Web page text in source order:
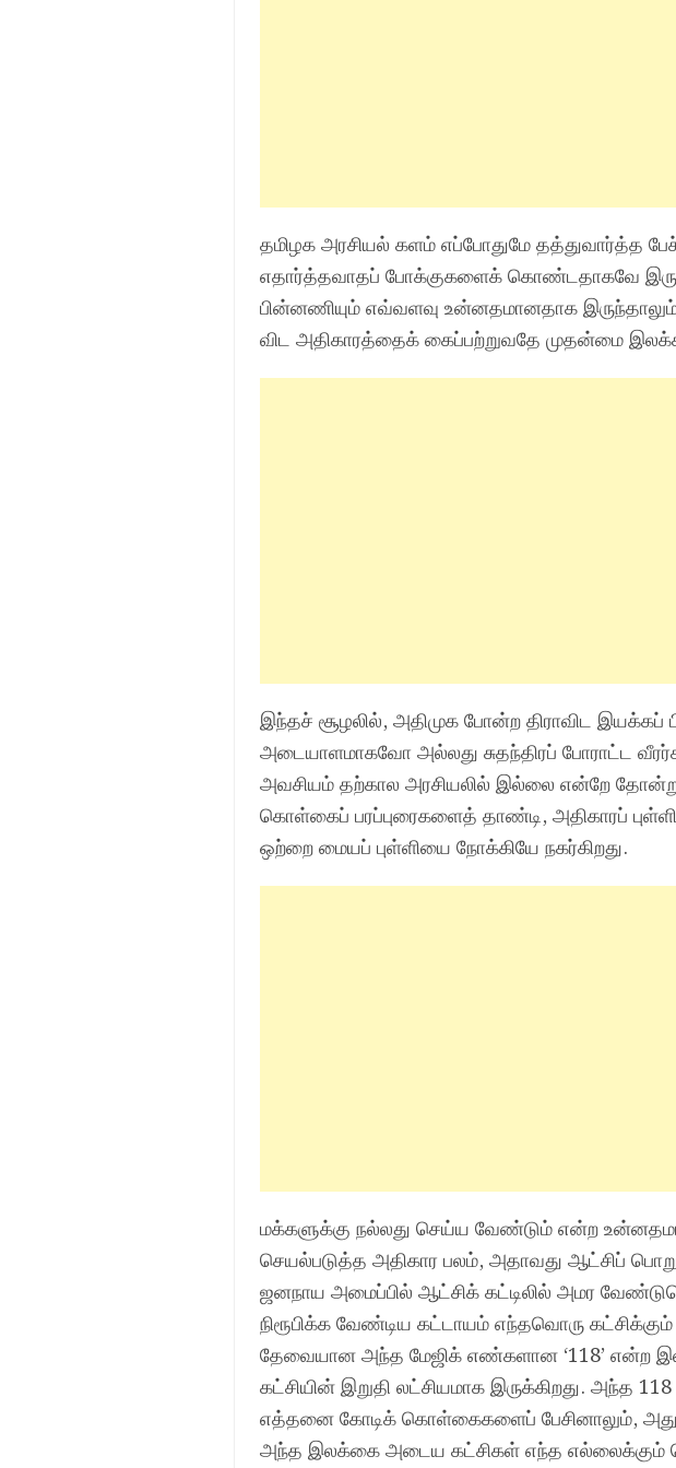
தமிழக அரசியல் களம் எப்போதுமே தத்துவார்த்த
எதார்த்தவாதப் போக்குகளைக் கொண்டதாகவே
பின்னணியும் எவ்வளவு உன்னதமானதாக
விட அதிகாரத்தைக் கைப்பற்றுவதே முதன்மை
இந்தச் சூழலில், அதிமுக போன்ற திராவிட
அடையாளமாகவோ அல்லது சுதந்திரப் போராட்ட
அவசியம் தற்கால அரசியலில் இல்லை என்றே
கொள்கைப் பரப்புரைகளைத் தாண்டி, அதிகாரப்
ஒற்றை மையப் புள்ளியை நோக்கியே நகர்கிறது.
மக்களுக்கு நல்லது செய்ய வேண்டும் என்ற
செயல்படுத்த அதிகார பலம், அதாவது ஆட்சிப்
ஜனநாய அமைப்பில் ஆட்சிக் கட்டிலில் அமர
நிரூபிக்க வேண்டிய கட்டாயம் எந்தவொரு
தேவையான அந்த மேஜிக் எண்களான ‘118’ என்ற
கட்சியின் இறுதி லட்சியமாக இருக்கிறது.
எத்தனை கோடிக் கொள்கைகளைப் பேசினாலும்,
அந்த இலக்கை அடைய கட்சிகள் எந்த எல்லைக்கும்